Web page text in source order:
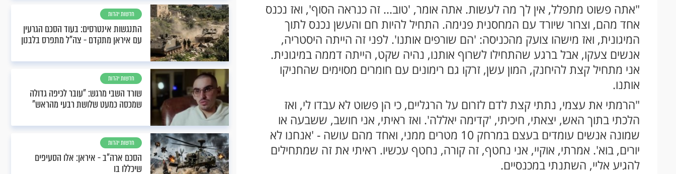
"אתה פשוט מתפלל, אין לך מה לעשות. אתה אומר, 'טוב... זה כנראה הסוף', ואז נכנס
אחד מהם, וצרור שיורד עם המחסנית פנימה. התחיל להיות חם והעשן נכנס לתוך
המיגונית, ואז מישהו צועק מהכניסה: 'הם שורפים אותנו'. לפני זה הייתה היסטריה,
אנשים צעקו, אבל ברגע שהתחילו לשרוף אותנו, נהיה שקט, הייתה דממה במיגונית.
אני מתחיל קצת להיחנק, המון עשן, זרקו גם רימונים עם חומרים מסוימים שהחניקו
אותנו.
"הרמתי את עצמי, נתתי קצת לדם לזרום על הרגליים, כי הן פשוט לא עבדו לי, ואז
הלכתי בתוך האש, יצאתי, חיכיתי, 'קדימה יאללה'. ואז ראיתי, אני חושב, ששבעה או
שמונה אנשים עומדים בעצם במרחק 10 מטרים ממני, ואחד מהם עושה - 'אנחנו לא
יורים, בוא'. אמרתי, אוקיי, אני נחטף, זה קורה, נחטף עכשיו. ראיתי את זה שמתחילים
להגיע אליי, השתנתי במכנסיים.
חדשות יהדות
התנגשות אינטרסים: בעוד הסכם הגרעין
עם איראן מתקדם - צה"ל מתפרס בלבנון
חדשות יהדות
שורד השבי מרגש: "עובר לכיפה גדולה
שמכסה כמעט שלושת רבעי מהראש"
חדשות יהדות
הסכם ארה"ב - איראן: אלו הסעיפים
שיכללו בו